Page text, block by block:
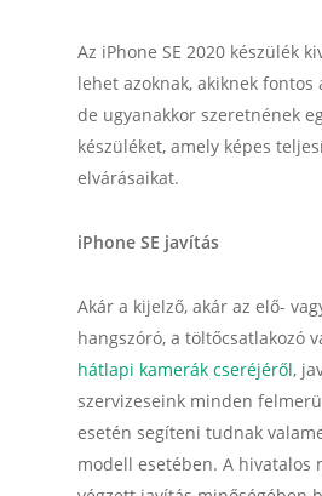
Az iPhone SE 2020 készülék
lehet azoknak, akiknek fontos
de ugyanakkor szeretnének
készüléket, amely képes
elvárásaikat.
iPhone SE javítás
Akár a kijelző, akár az elő-
hangszóró, a töltőcsatlakozó
hátlapi kamerák cseréjéről,
szervizeseink minden
esetén segíteni tudnak
modell esetében. A hivatalos